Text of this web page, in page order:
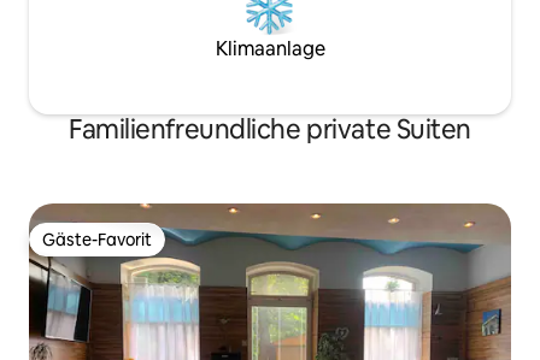
Klimaanlage
Familienfreundliche private Suiten
Gäste-Favorit
Gäste-Favorit